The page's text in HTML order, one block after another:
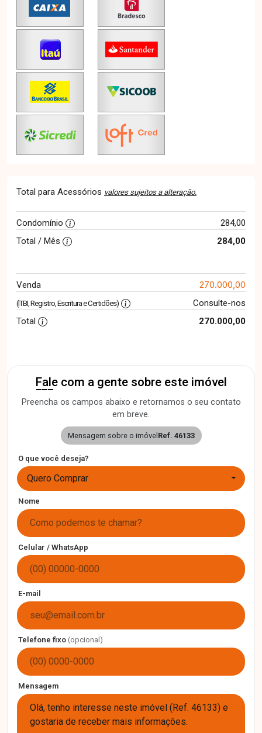
Total para Acessórios valores sujeitos a alteração.
Condomínio
284,00
Total / Mês
284,00
Venda 270.000,00
(ITBI, Registro, Escritura e Certidões)
Consulte-nos
Total
270.000,00
Fale com a gente sobre este imóvel
Preencha os campos abaixo e retornamos o seu contato
em breve.
Mensagem sobre o imóvelRef. 46133
O que você deseja?
Quero Comprar
Nome
Celular / WhatsApp
E-mail
Telefone fixo (opcional)
Mensagem